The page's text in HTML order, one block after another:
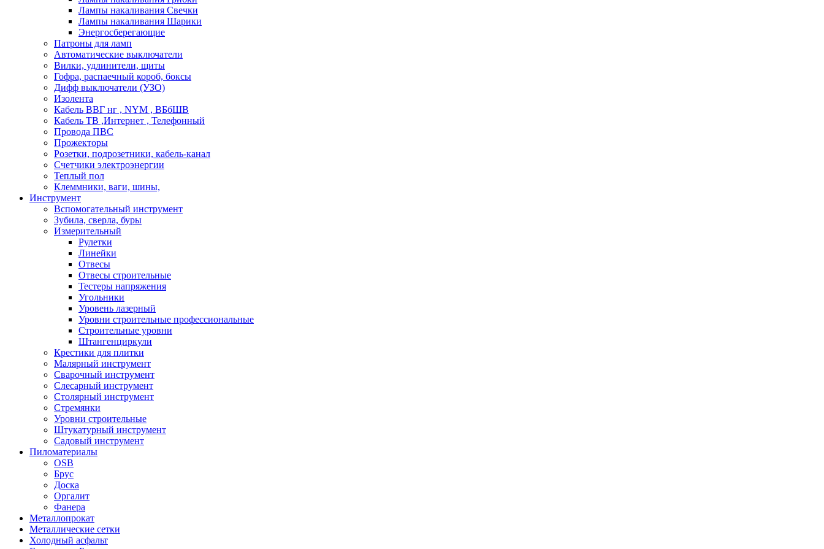
Лампы накаливания Свечки
Лампы накаливания Шарики
Энергосберегающие
Патроны для ламп
Автоматические выключатели
Вилки, удлинители, щиты
Гофра, распаечный короб, боксы
Дифф выключатели (УЗО)
Изолента
Кабель ВВГ нг , NYM , ВБбШВ
Кабель ТВ ,Интернет , Телефонный
Провода ПВС
Прожекторы
Розетки, подрозетники, кабель-канал
Счетчики электроэнергии
Теплый пол
Клеммники, ваги, шины,
Инструмент
Вспомогательный инструмент
Зубила, сверла, буры
Измерительный
Рулетки
Линейки
Отвесы
Отвесы строительные
Тестеры напряжения
Угольники
Уровень лазерный
Уровни строительные профессиональные
Строительные уровни
Штангенциркули
Крестики для плитки
Малярный инструмент
Сварочный инструмент
Слесарный инструмент
Столярный инструмент
Стремянки
Уровни строительные
Штукатурный инструмент
Садовый инструмент
Пиломатериалы
OSB
Брус
Доска
Оргалит
Фанера
Металлопрокат
Металлические сетки
Холодный асфальт